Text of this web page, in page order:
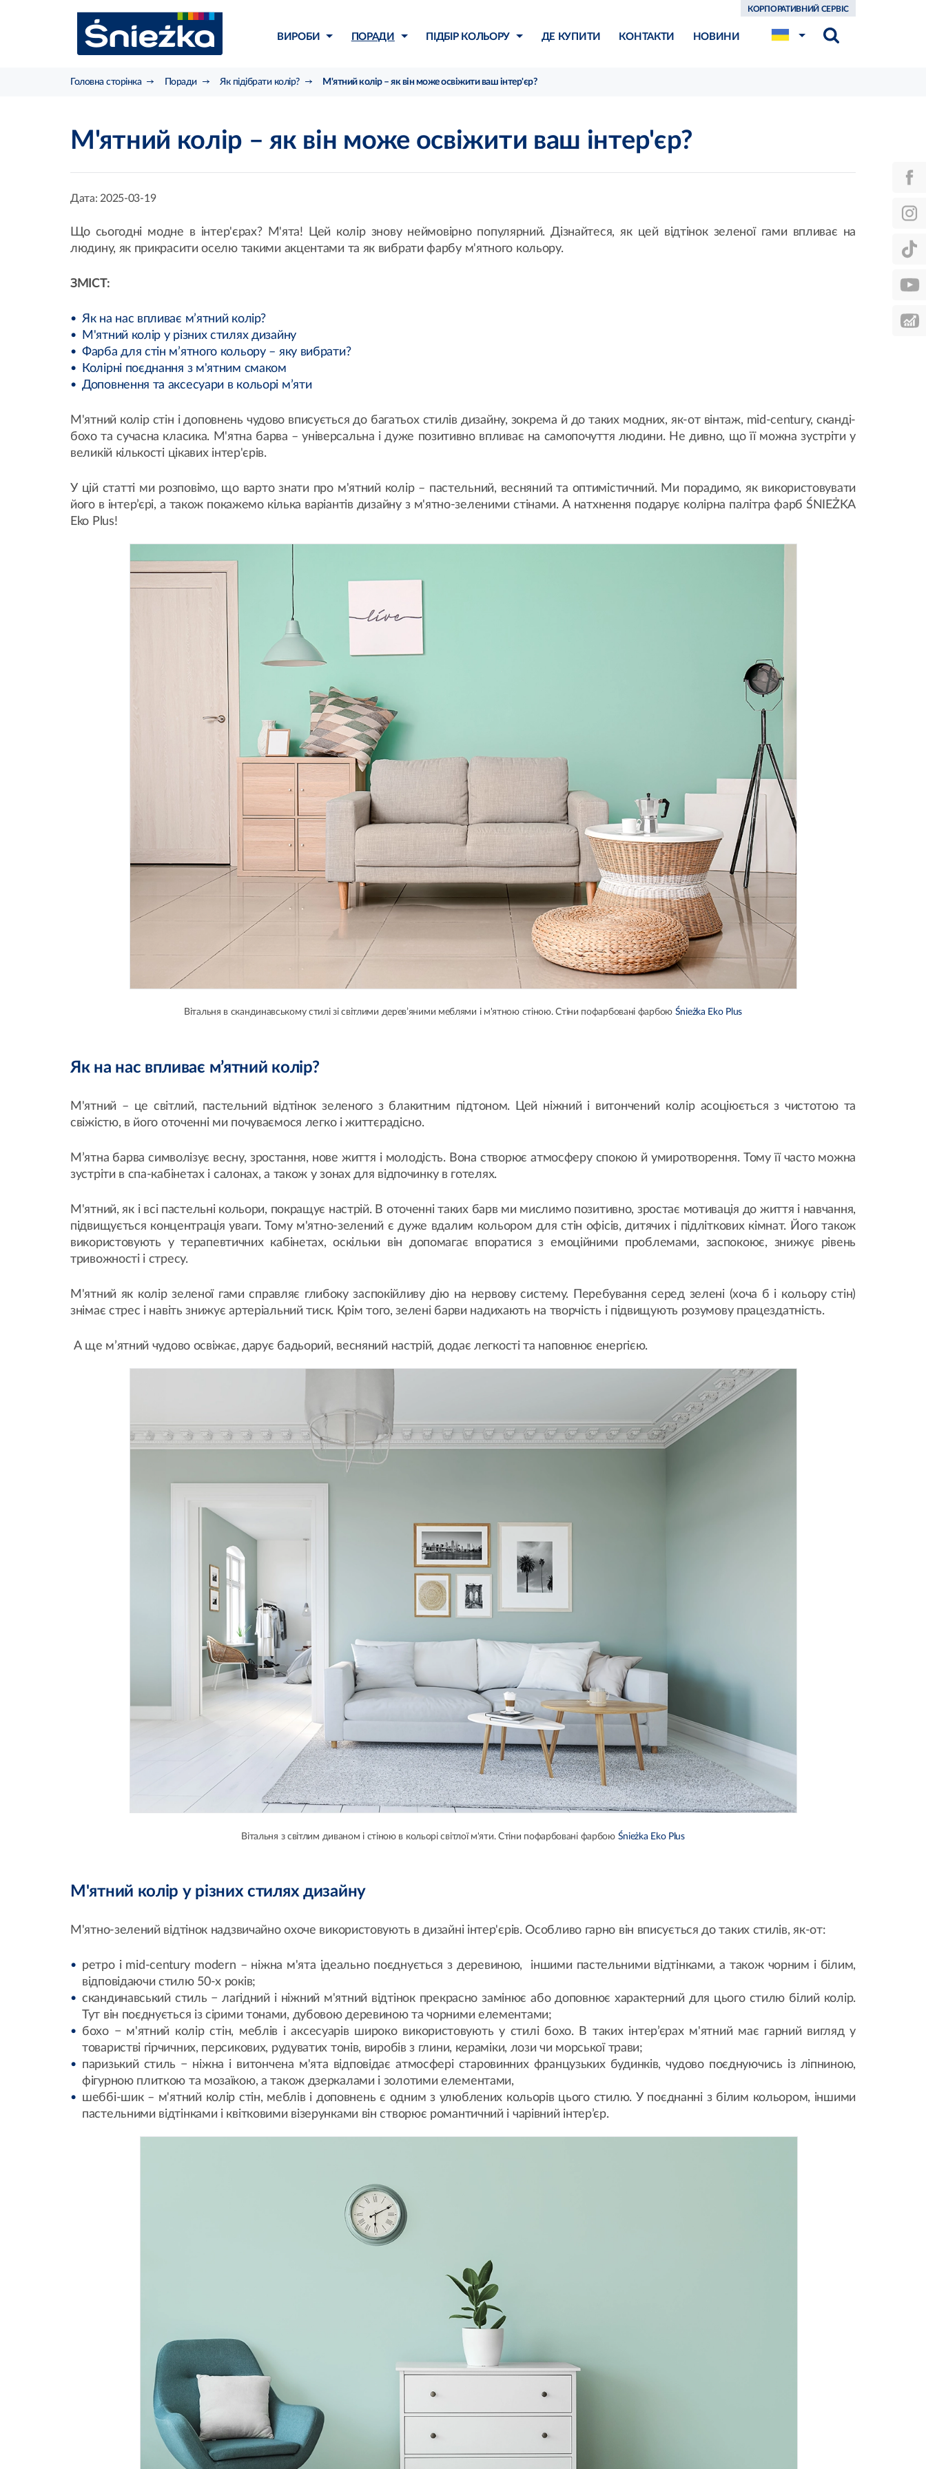
ВИРОБИ ПОРАДИ ПІДБІР КОЛЬОРУ ДЕ КУПИТИ КОНТАКТИ НОВИНИ
КОРПОРАТИВНИЙ СЕРВІС
Головна сторінка Поради Як підібрати колір? М'ятний колір – як він може освіжити ваш інтер'єр?
М'ятний колір – як він може освіжити ваш інтер'єр?
Дата: 2025-03-19
Що сьогодні модне в інтер'єрах? М'ята! Цей колір знову неймовірно популярний. Дізнайтеся, як цей відтінок зеленої гами впливає на
людину, як прикрасити оселю такими акцентами та як вибрати фарбу м'ятного кольору.
ЗМІСТ:
Як на нас впливає м’ятний колір?
М'ятний колір у різних стилях дизайну
Фарба для стін м’ятного кольору – яку вибрати?
Колірні поєднання з м'ятним смаком
Доповнення та аксесуари в кольорі м’яти
М'ятний колір стін і доповнень чудово вписується до багатьох стилів дизайну, зокрема й до таких модних, як-от вінтаж, mid-century, сканді-
бохо та сучасна класика. М'ятна барва – універсальна і дуже позитивно впливає на самопочуття людини. Не дивно, що її можна зустріти у
великій кількості цікавих інтер'єрів.
У цій статті ми розповімо, що варто знати про м'ятний колір – пастельний, весняний та оптимістичний. Ми порадимо, як використовувати
його в інтер’єрі, а також покажемо кілька варіантів дизайну з м'ятно-зеленими стінами. А натхнення подарує колірна палітра фарб ŚNIEŻKA
Eko Plus!
Вітальня в скандинавському стилі зі світлими дерев’яними меблями і м'ятною стіною. Стіни пофарбовані фарбою Śnieżka Eko Plus
Як на нас впливає м’ятний колір?
М'ятний – це світлий, пастельний відтінок зеленого з блакитним підтоном. Цей ніжний і витончений колір асоціюється з чистотою та
свіжістю, в його оточенні ми почуваємося легко і життєрадісно.
М’ятна барва символізує весну, зростання, нове життя і молодість. Вона створює атмосферу спокою й умиротворення. Тому її часто можна
зустріти в спа-кабінетах і салонах, а також у зонах для відпочинку в готелях.
М'ятний, як і всі пастельні кольори, покращує настрій. В оточенні таких барв ми мислимо позитивно, зростає мотивація до життя і навчання,
підвищується концентрація уваги. Тому м'ятно-зелений є дуже вдалим кольором для стін офісів, дитячих і підліткових кімнат. Його також
використовують у терапевтичних кабінетах, оскільки він допомагає впоратися з емоційними проблемами, заспокоює, знижує рівень
тривожності і стресу.
М'ятний як колір зеленої гами справляє глибоку заспокійливу дію на нервову систему. Перебування серед зелені (хоча б і кольору стін)
знімає стрес і навіть знижує артеріальний тиск. Крім того, зелені барви надихають на творчість і підвищують розумову працездатність.
А ще м’ятний чудово освіжає, дарує бадьорий, весняний настрій, додає легкості та наповнює енергією.
Вітальня з світлим диваном і стіною в кольорі світлої м'яти. Стіни пофарбовані фарбою Śnieżka Eko Plus
М'ятний колір у різних стилях дизайну
М'ятно-зелений відтінок надзвичайно охоче використовують в дизайні інтер'єрів. Особливо гарно він вписується до таких стилів, як-от:
ретро і mid-century modern – ніжна м'ята ідеально поєднується з деревиною, іншими пастельними відтінками, а також чорним і білим,
відповідаючи стилю 50-х років;
скандинавський стиль − лагідний і ніжний м'ятний відтінок прекрасно замінює або доповнює характерний для цього стилю білий колір.
Тут він поєднується із сірими тонами, дубовою деревиною та чорними елементами;
бохо − м'ятний колір стін, меблів і аксесуарів широко використовують у стилі бохо. В таких інтер’єрах м'ятний має гарний вигляд у
товаристві гірчичних, персикових, рудуватих тонів, виробів з глини, кераміки, лози чи морської трави;
паризький стиль − ніжна і витончена м'ята відповідає атмосфері старовинних французьких будинків, чудово поєднуючись із ліпниною,
фігурною плиткою та мозаїкою, а також дзеркалами і золотими елементами,
шеббі-шик – м'ятний колір стін, меблів і доповнень є одним з улюблених кольорів цього стилю. У поєднанні з білим кольором, іншими
пастельними відтінками і квітковими візерунками він створює романтичний і чарівний інтер’єр.